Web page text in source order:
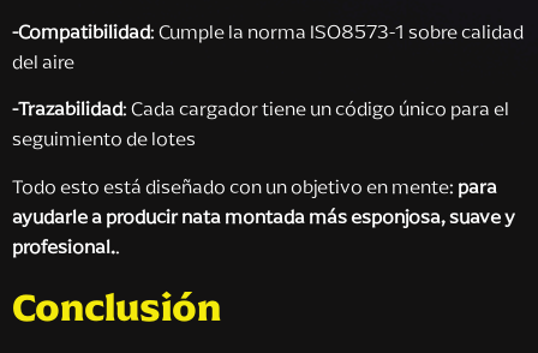
-Compatibilidad: Cumple la norma ISO8573-1 sobre calidad
del aire
-Trazabilidad: Cada cargador tiene un código único para el
seguimiento de lotes
Todo esto está diseñado con un objetivo en mente: para
ayudarle a producir nata montada más esponjosa, suave y
profesional..
Conclusión